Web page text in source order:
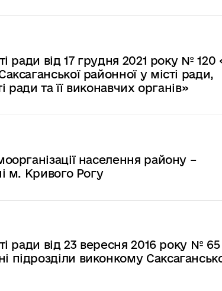
ради від 17 грудня 2021 року № 120
районної у місті ради,
ради та її виконавчих органів»
населення району –
м. Кривого Рогу
ради від 23 вересня 2016 року № 65
виконкому